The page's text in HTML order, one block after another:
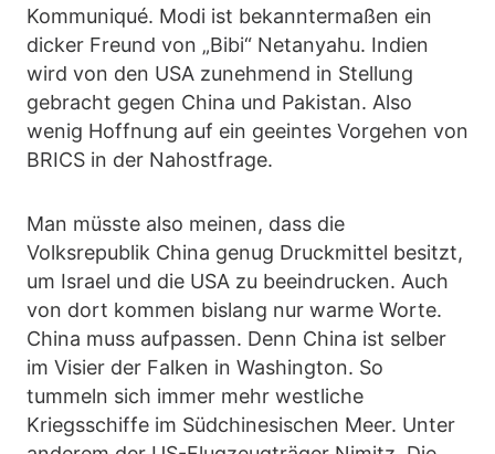
Kommuniqué. Modi ist bekanntermaßen ein
dicker Freund von „Bibi“ Netanyahu. Indien
wird von den USA zunehmend in Stellung
gebracht gegen China und Pakistan. Also
wenig Hoffnung auf ein geeintes Vorgehen von
BRICS in der Nahostfrage.
Man müsste also meinen, dass die
Volksrepublik China genug Druckmittel besitzt,
um Israel und die USA zu beeindrucken. Auch
von dort kommen bislang nur warme Worte.
China muss aufpassen. Denn China ist selber
im Visier der Falken in Washington. So
tummeln sich immer mehr westliche
Kriegsschiffe im Südchinesischen Meer. Unter